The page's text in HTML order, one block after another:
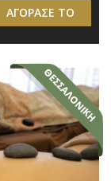
ΑΓΟΡΑΣΕ ΤΟ